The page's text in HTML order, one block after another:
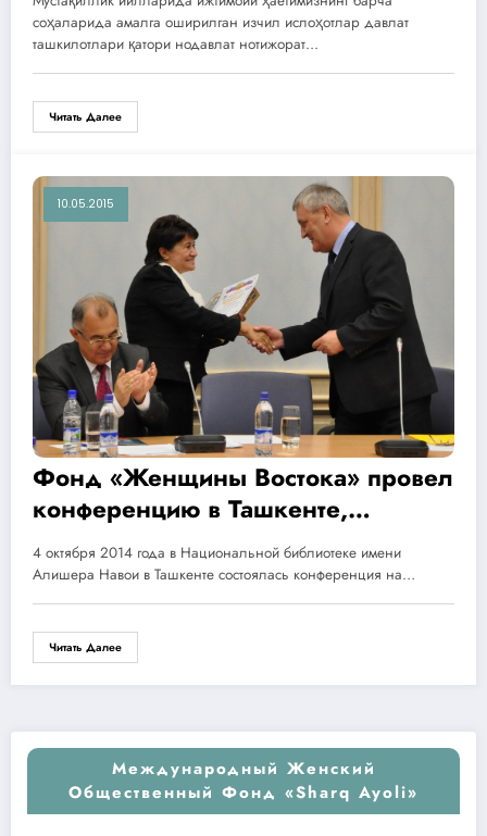
соҳаларида амалга оширилган изчил ислоҳотлар давлат
ташкилотлари қатори нодавлат нотижорат…
Читать Далее
10.05.2015
Фонд «Женщины Востока» провел
конференцию в Ташкенте,
посвященную социальному
партнерству
4 октября 2014 года в Национальной библиотеке имени
Алишера Навои в Ташкенте состоялась конференция на…
Читать Далее
Международный Женский
Общественный Фонд «Sharq Ayoli»